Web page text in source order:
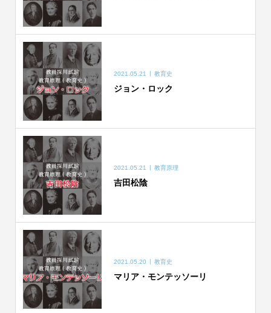
2021.05.21 教育史
ジョン・ロック
2021.05.21 教育原理
吉田松陰
2021.05.20 教育史
マリア・モンテッソーリ